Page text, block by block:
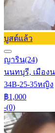
บูสต์แล้ว
ญาริน(24)
นนทบุรี, เมือง
34B-25-35หญิง
฿1,000
-(0)